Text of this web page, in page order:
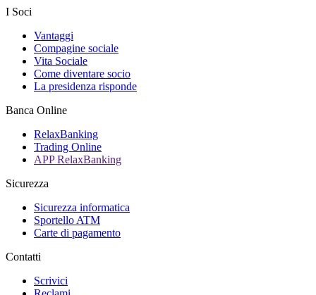
I Soci
Vantaggi
Compagine sociale
Vita Sociale
Come diventare socio
La presidenza risponde
Banca Online
RelaxBanking
Trading Online
APP RelaxBanking
Sicurezza
Sicurezza informatica
Sportello ATM
Carte di pagamento
Contatti
Scrivici